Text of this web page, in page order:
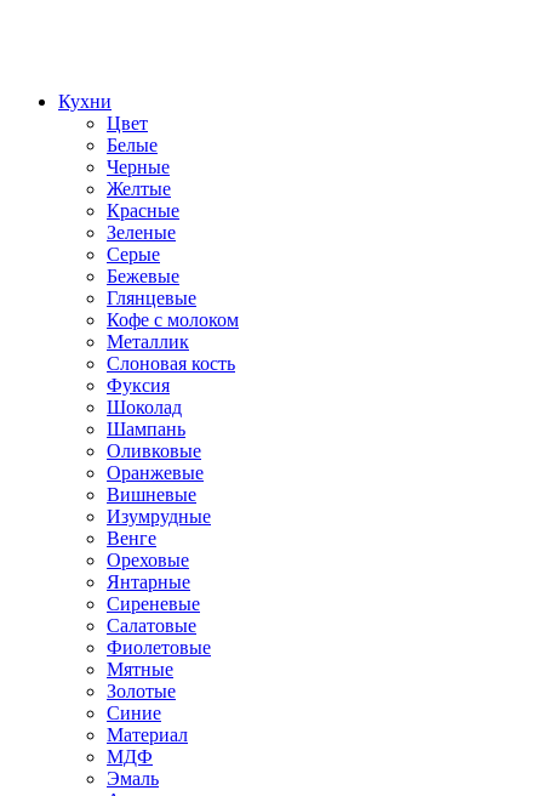
Кухни
Цвет
Белые
Черные
Желтые
Красные
Зеленые
Серые
Бежевые
Глянцевые
Кофе с молоком
Металлик
Слоновая кость
Фуксия
Шоколад
Шампань
Оливковые
Оранжевые
Вишневые
Изумрудные
Венге
Ореховые
Янтарные
Сиреневые
Салатовые
Фиолетовые
Мятные
Золотые
Синие
Материал
МДФ
Эмаль